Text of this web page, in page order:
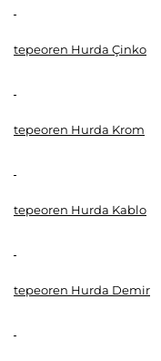
tepeoren Hurda Çinko
tepeoren Hurda Krom
tepeoren Hurda Kablo
tepeoren Hurda Demir